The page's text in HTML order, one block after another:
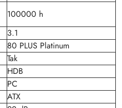
100000 h
3.1
80 PLUS Platinum
Tak
HDB
PC
ATX